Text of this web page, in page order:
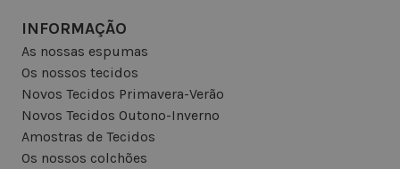
INFORMAÇÃO
As nossas espumas
Os nossos tecidos
Novos Tecidos Primavera-Verão
Novos Tecidos Outono-Inverno
Amostras de Tecidos
Os nossos colchões